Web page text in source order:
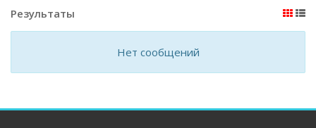
Результаты
Нет сообщений